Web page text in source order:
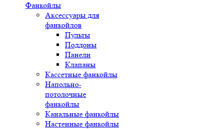
Фанкойлы
Аксессуары для
фанкойлов
Пульты
Поддоны
Панели
Клапаны
Кассетные фанкойлы
Напольно-
потолочные
фанкойлы
Канальные фанкойлы
Настенные фанкойлы